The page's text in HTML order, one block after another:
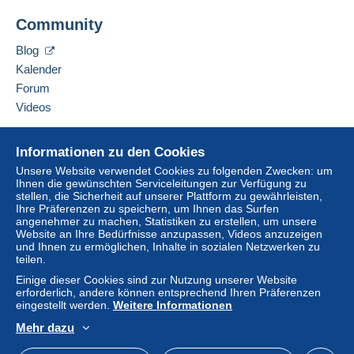
Versandkosten!
Erfüllen Sie eine der folgenden Bedingungen:
ab einem Kauf in Höhe von 200,00 €.
Lieferzone 2
Lieferzone 3
Diese Zone enthältein Land.
Zahlung per:
2,40 €
Um auf die Lieferinformationen
zugreifen zu können, müssen Sie
Les Trésors de Victoria SRL
Rue d'Hoves 107
7830
Diesen Verkäufer zu meiner schwarzen Liste
Informationen zu den Cookies
Unsere Website verwendet Cookies zu folgenden Zwecken: um
Ihnen die gewünschten Serviceleitungen zur Verfügung zu
stellen, die Sicherheit auf unserer Plattform zu gewährleisten,
Ihre Präferenzen zu speichern, um Ihnen das Surfen
angenehmer zu machen, Statistiken zu erstellen, um unsere
Website an Ihre Bedürfnisse anzupassen, Videos anzuzeigen
und Ihnen zu ermöglichen, Inhalte in sozialen Netzwerken zu
teilen.
Einige dieser Cookies sind zur Nutzung unserer Website
erforderlich, andere können entsprechend Ihren Präferenzen
eingestellt werden. Weitere Informationen
Mehr dazu
Community
Blog
Kalender
Forum
Videos
Online-Hilfe
Auf Delcampe kaufen
Auf Delcampe verkaufen
Eine sichere Website